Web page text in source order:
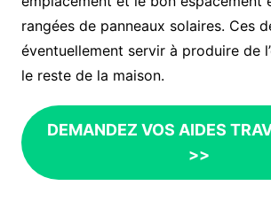
rangées de panneaux solaires. Ces
éventuellement servir à produire de
le reste de la maison.
DEMANDEZ VOS AIDES
>>